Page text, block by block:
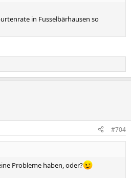
in Fusselbärhausen so
#704
Probleme haben, oder?